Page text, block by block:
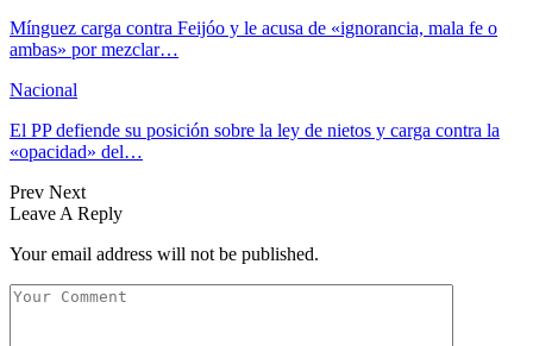
Mínguez carga contra Feijóo y le acusa de «ignorancia, mala fe o
ambas» por mezclar…
Nacional
El PP defiende su posición sobre la ley de nietos y carga contra la
«opacidad» del…
Prev Next
Leave A Reply
Your email address will not be published.